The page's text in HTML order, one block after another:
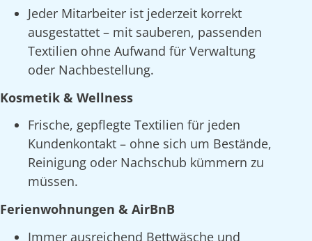
Jeder Mitarbeiter ist jederzeit korrekt
ausgestattet – mit sauberen, passenden
Textilien ohne Aufwand für Verwaltung
oder Nachbestellung.
Kosmetik & Wellness
Frische, gepflegte Textilien für jeden
Kundenkontakt – ohne sich um Bestände,
Reinigung oder Nachschub kümmern zu
müssen.
Ferienwohnungen & AirBnB
Immer ausreichend Bettwäsche und